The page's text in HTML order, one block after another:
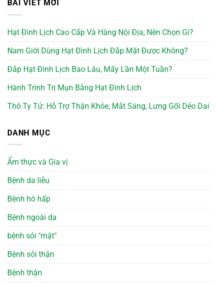
BÀI VIẾT MỚI
Hạt Đình Lịch Cao Cấp Và Hàng Nội Địa, Nên Chọn Gì?
Nam Giới Dùng Hạt Đình Lịch Đắp Mặt Được Không?
Đắp Hạt Đình Lịch Bao Lâu, Mấy Lần Một Tuần?
Hành Trình Trị Mụn Bằng Hạt Đình Lịch
Thỏ Ty Tử: Hỗ Trợ Thận Khỏe, Mắt Sáng, Lưng Gối Dẻo Dai
DANH MỤC
Ẩm thực và Gia vị
Bệnh da liễu
Bệnh hô hấp
Bệnh ngoài da
bệnh sỏi "mật"
Bệnh sỏi thận
Bệnh thận